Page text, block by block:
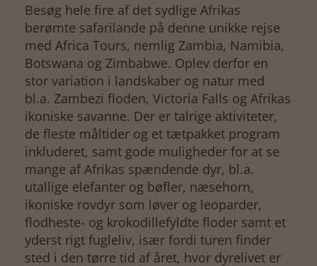
Besøg hele fire af det sydlige Afrikas
berømte safarilande på denne unikke rejse
med Africa Tours, nemlig Zambia, Namibia,
Botswana og Zimbabwe. Oplev derfor en
stor variation i landskaber og natur med
bl.a. Zambezi floden, Victoria Falls og Afrikas
ikoniske savanne. Der er talrige aktiviteter,
de fleste måltider og et tætpakket program
inkluderet, samt gode muligheder for at se
mange af Afrikas spændende dyr, bl.a.
utallige elefanter og bøfler, næsehorn,
ikoniske rovdyr som løver og leoparder,
flodheste- og krokodillefyldte floder samt et
yderst rigt fugleliv, især fordi turen finder
sted i den tørre tid af året, hvor dyrelivet er